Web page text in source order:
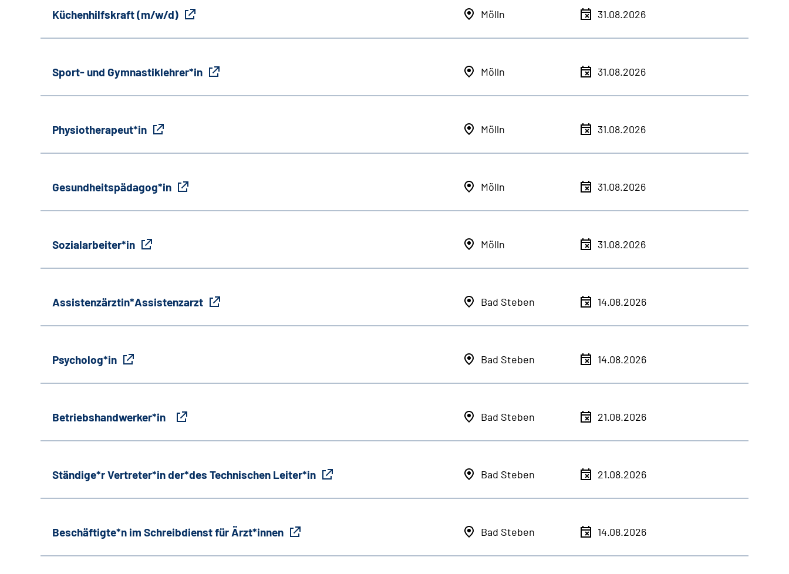
Küchenhilfskraft (m/w/d) Mölln 31.08.2026
Sport- und Gymnastiklehrer*in Mölln 31.08.2026
Physiotherapeut*in Mölln 31.08.2026
Gesundheitspädagog*in Mölln 31.08.2026
Sozialarbeiter*in Mölln 31.08.2026
Assistenzärztin*Assistenzarzt Bad Steben 14.08.2026
Psycholog*in Bad Steben 14.08.2026
Betriebshandwerker*in Bad Steben 21.08.2026
Ständige*r Vertreter*in der*des Technischen Leiter*in Bad Steben 21.08.2026
Beschäftigte*n im Schreibdienst für Ärzt*innen Bad Steben 14.08.2026